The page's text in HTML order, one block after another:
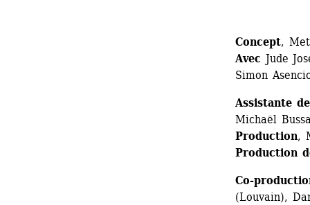
Concept,
Avec Jude
Simon
Assistante
Michaël
Production,
Production
Co-
(Louvain),